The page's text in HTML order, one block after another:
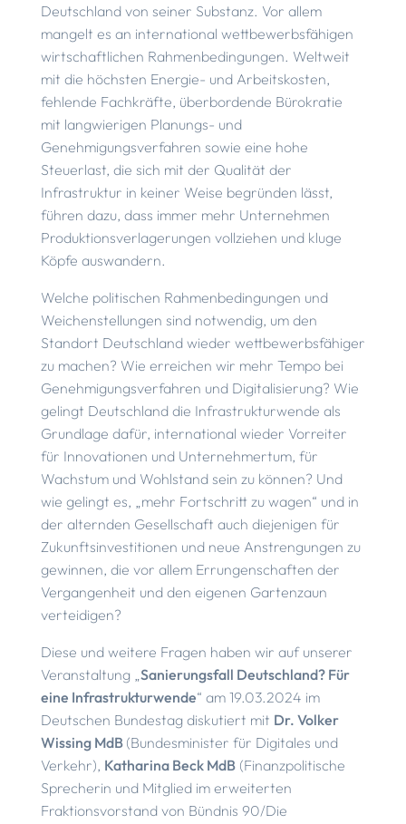
Deutschland von seiner Substanz. Vor allem
mangelt es an international wettbewerbsfähigen
wirtschaftlichen Rahmenbedingungen. Weltweit
mit die höchsten Energie- und Arbeitskosten,
fehlende Fachkräfte, überbordende Bürokratie
mit langwierigen Planungs- und
Genehmigungsverfahren sowie eine hohe
Steuerlast, die sich mit der Qualität der
Infrastruktur in keiner Weise begründen lässt,
führen dazu, dass immer mehr Unternehmen
Produktionsverlagerungen vollziehen und kluge
Köpfe auswandern.
Welche politischen Rahmenbedingungen und
Weichenstellungen sind notwendig, um den
Standort Deutschland wieder wettbewerbsfähiger
zu machen? Wie erreichen wir mehr Tempo bei
Genehmigungsverfahren und Digitalisierung? Wie
gelingt Deutschland die Infrastrukturwende als
Grundlage dafür, international wieder Vorreiter
für Innovationen und Unternehmertum, für
Wachstum und Wohlstand sein zu können? Und
wie gelingt es, „mehr Fortschritt zu wagen“ und in
der alternden Gesellschaft auch diejenigen für
Zukunftsinvestitionen und neue Anstrengungen zu
gewinnen, die vor allem Errungenschaften der
Vergangenheit und den eigenen Gartenzaun
verteidigen?
Diese und weitere Fragen haben wir auf unserer
Veranstaltung „ Sanierungsfall Deutschland? Für
eine Infrastrukturwende“ am 19.03.2024 im
Deutschen Bundestag diskutiert mit Dr. Volker
Wissing MdB (Bundesminister für Digitales und
Verkehr), Katharina Beck MdB (Finanzpolitische
Sprecherin und Mitglied im erweiterten
Fraktionsvorstand von Bündnis 90/Die